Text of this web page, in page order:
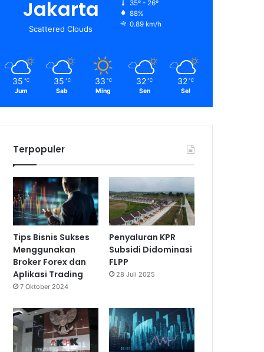
Jakarta
Scattered Clouds
35º - 26º
88%
0.89 km/h
35 ℃
Jum
35 ℃
Sab
33 ℃
Ming
32 ℃
Sen
32 ℃
Sel
Terpopuler
Tips Bisnis Sukses
Menggunakan
Broker Forex dan
Aplikasi Trading
7 Oktober 2024
Penyaluran KPR
Subsidi Didominasi
FLPP
28 Juli 2025